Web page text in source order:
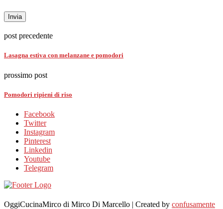
post precedente
Lasagna estiva con melanzane e pomodori
prossimo post
Pomodori ripieni di riso
Facebook
Twitter
Instagram
Pinterest
Linkedin
Youtube
Telegram
OggiCucinaMirco di Mirco Di Marcello | Created by confusamente